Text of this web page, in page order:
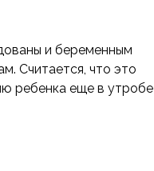
и беременным
Считается, что это
ребенка еще в утробе